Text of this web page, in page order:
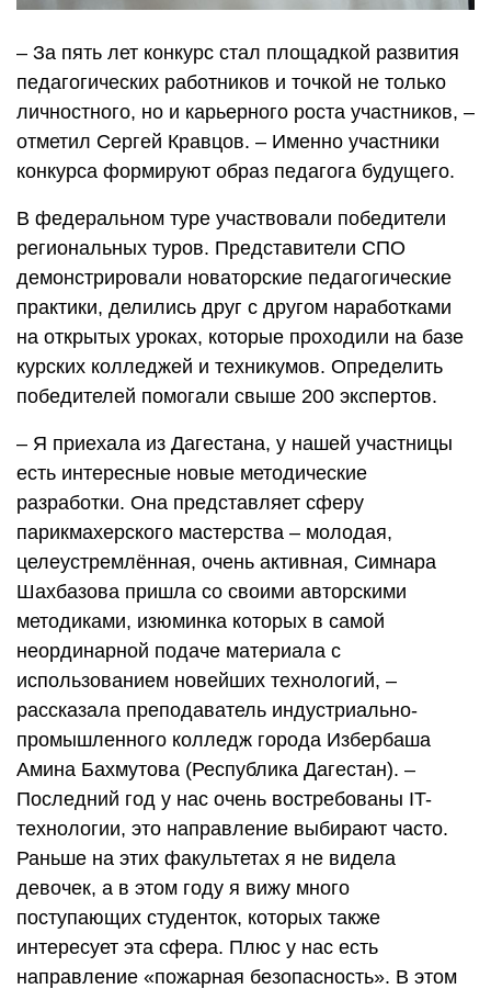
– За пять лет конкурс стал площадкой развития
педагогических работников и точкой не только
личностного, но и карьерного роста участников, –
отметил Сергей Кравцов. – Именно участники
конкурса формируют образ педагога будущего.
В федеральном туре участвовали победители
региональных туров. Представители СПО
демонстрировали новаторские педагогические
практики, делились друг с другом наработками
на открытых уроках, которые проходили на базе
курских колледжей и техникумов. Определить
победителей помогали свыше 200 экспертов.
– Я приехала из Дагестана, у нашей участницы
есть интересные новые методические
разработки. Она представляет сферу
парикмахерского мастерства – молодая,
целеустремлённая, очень активная, Симнара
Шахбазова пришла со своими авторскими
методиками, изюминка которых в самой
неординарной подаче материала с
использованием новейших технологий, –
рассказала преподаватель индустриально-
промышленного колледж города Избербаша
Амина Бахмутова (Республика Дагестан). –
Последний год у нас очень востребованы IT-
технологии, это направление выбирают часто.
Раньше на этих факультетах я не видела
девочек, а в этом году я вижу много
поступающих студенток, которых также
интересует эта сфера. Плюс у нас есть
направление «пожарная безопасность». В этом